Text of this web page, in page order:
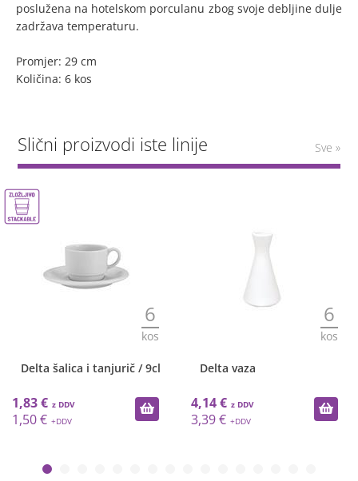
poslužena na hotelskom porculanu zbog svoje debljine dulje
zadržava temperaturu.
Promjer: 29 cm
Količina: 6 kos
Slični proizvodi iste linije Sve »
6
kos
Delta šalica i tanjurič / 9cl
1,83 €
1,50 €
6
kos
Delta vaza
4,14 €
3,39 €